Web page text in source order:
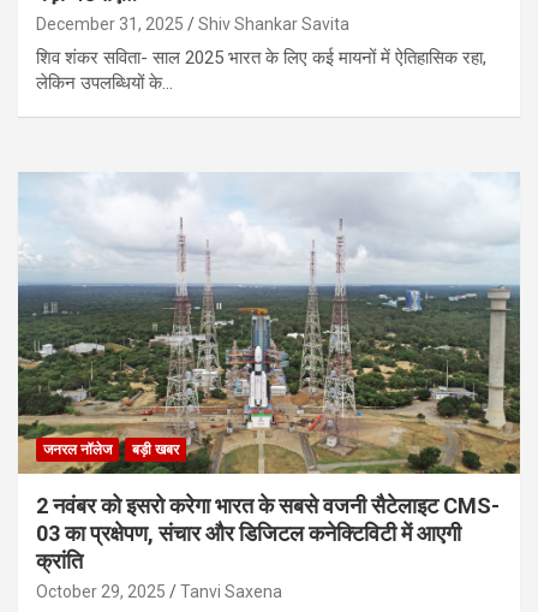
December 31, 2025 Shiv Shankar Savita
शिव शंकर सविता- साल 2025 भारत के लिए कई मायनों में ऐतिहासिक रहा,
लेकिन उपलब्धियों के…
जनरल नॉलेज बड़ी खबर
2 नवंबर को इसरो करेगा भारत के सबसे वजनी सैटेलाइट CMS-
03 का प्रक्षेपण, संचार और डिजिटल कनेक्टिविटी में आएगी
क्रांति
October 29, 2025 Tanvi Saxena